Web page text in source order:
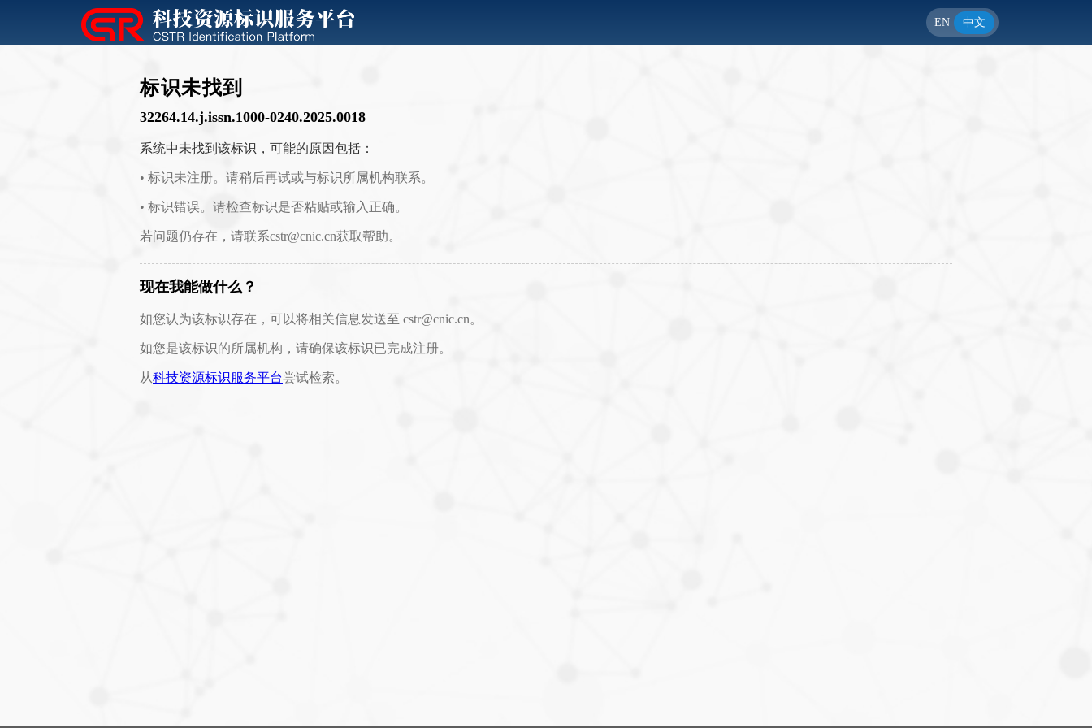
EN 中文
标识未找到
32264.14.j.issn.1000-0240.2025.0018
系统中未找到该标识，可能的原因包括：
• 标识未注册。请稍后再试或与标识所属机构联系。
• 标识错误。请检查标识是否粘贴或输入正确。
若问题仍存在，请联系cstr@cnic.cn获取帮助。
现在我能做什么？
如您认为该标识存在，可以将相关信息发送至 cstr@cnic.cn。
如您是该标识的所属机构，请确保该标识已完成注册。
从科技资源标识服务平台尝试检索。